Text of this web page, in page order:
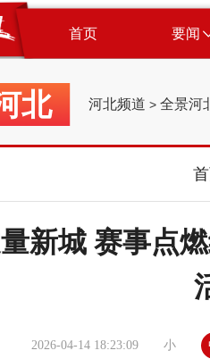
首页 要闻
北 河北频道 > 全景河
新城 赛事点
2026-04-14 18:23:09 小